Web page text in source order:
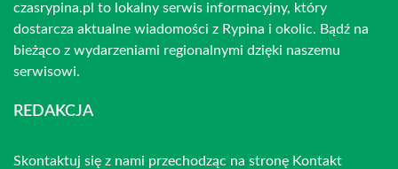
czasrypina.pl to lokalny serwis informacyjny, który
dostarcza aktualne wiadomości z Rypina i okolic. Bądź na
bieżąco z wydarzeniami regionalnymi dzięki naszemu
serwisowi.
REDAKCJA
Skontaktuj się z nami przechodząc na stronę Kontakt